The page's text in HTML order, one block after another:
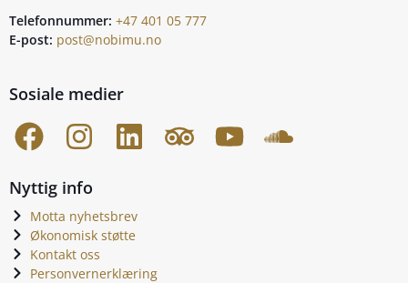
Telefonnummer: +47 401 05 777
E-post: post@nobimu.no
Sosiale medier
Nyttig info
Motta nyhetsbrev
Økonomisk støtte
Kontakt oss
Personvernerklæring